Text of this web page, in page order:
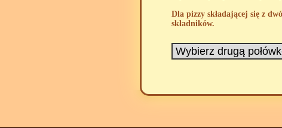
Dla pizzy składającej się z
składników.